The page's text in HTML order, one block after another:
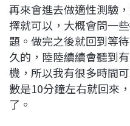
再來會進去做適性測驗
擇就可以，大概會問一
題。做完之後就回到等
久的，陸陸續續會聽到
機，所以我有很多時間
數是10分鐘左右就回來
了。